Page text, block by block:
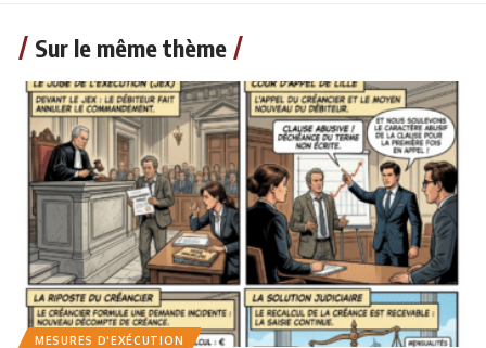
Sur le même thème
MESURES D'EXÉCUTION